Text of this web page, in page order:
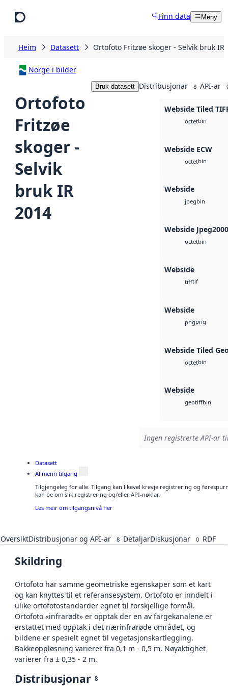
Finn data Meny
Heim Datasett Ortofoto Fritzøe skoger - Selvik bruk IR
Norge i bilder
Ortofoto
Fritzøe
skoger -
Selvik
bruk IR
2014
Bruk datasett Distribusjonar 8 API-ar
Webside Tiled
octetbin
Webside ECW
octetbin
Webside
jpegbin
Webside Jpeg2000
octetbin
Webside
tifftif
Webside
pngpng
Webside Tiled
octetbin
Webside
geotiffbin
Ingen registrerte API-ar
Datasett
Allmenn tilgang
Tilgjengeleg for alle. Tilgang kan likevel krevje registrering og
kan be om slik registrering og/eller API-nøklar.
Les meir om tilgangsnivå her
OversiktDistribusjonar og API-ar 8 DetaljarDiskusjonar 0 RDF
Skildring
Ortofoto har samme geometriske egenskaper som et kart
og kan knyttes til et referansesystem. Ortofoto er inndelt i
ulike ortofotostandarder egnet til forskjellige formål.
Ortofoto «infrarødt» er opptak der en av fargekanalene er
erstattet med opptak i det nærinfrarøde området, og
bildene er spesielt egnet til vegetasjonskartlegging.
Bakkeoppløsning varierer fra 0,1 m - 0,5 m. Nøyaktighet
varierer fra ± 0,35 - 2 m.
Distribusjonar 8